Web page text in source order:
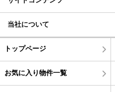
当社について
トップページ
お気に入り物件一覧